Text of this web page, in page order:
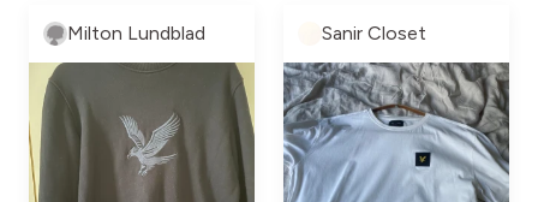
Milton Lundblad Sanir Closet